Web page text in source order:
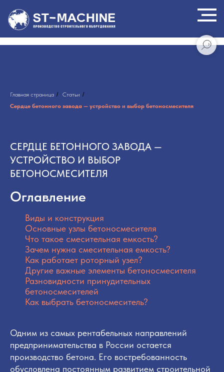
Главная страница / Статьи /
Сердце бетонного завода — устройство и выбор бетоносмесителя
СЕРДЦЕ БЕТОННОГО ЗАВОДА —
УСТРОЙСТВО И ВЫБОР
БЕТОНОСМЕСИТЕЛЯ
Оглавление
Виды и конструкция
Основные узлы бетоносмесителя
Что такое смесительная емкость?
Зачем нужна смесительная емкость?
Как работает роторный узел?
Другие важные элементы бетоносмесителя
Разновидности принудительных
бетоносмесителей
Как выбрать бетоносмеситель?
Одним из самых рентабельных направлений
предпринимательства в России остается
производство бетона. Его востребованность
обусловлена постоянным развитием строительной